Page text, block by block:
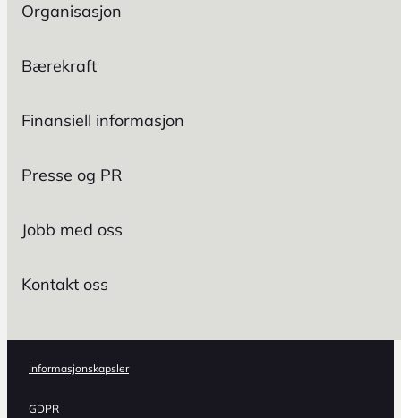
Organisasjon
Bærekraft
Finansiell informasjon
Presse og PR
Jobb med oss
Kontakt oss
Informasjonskapsler
GDPR